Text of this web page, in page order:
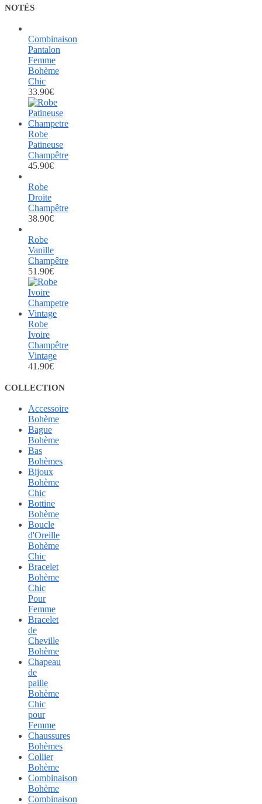
NOTÉS
Combinaison
Pantalon
Femme
Bohème
Chic
33.90€
Robe
Patineuse
Champêtre
45.90€
Robe
Droite
Champêtre
38.90€
Robe
Vanille
Champêtre
51.90€
Robe
Ivoire
Champêtre
Vintage
41.90€
COLLECTION
Accessoire
Bohème
Bague
Bohème
Bas
Bohèmes
Bijoux
Bohème
Chic
Bottine
Bohème
Boucle
d'Oreille
Bohème
Chic
Bracelet
Bohème
Chic
Pour
Femme
Bracelet
de
Cheville
Bohème
Chapeau
de
paille
Bohème
Chic
pour
Femme
Chaussures
Bohèmes
Collier
Bohème
Combinaison
Bohème
Combinaison